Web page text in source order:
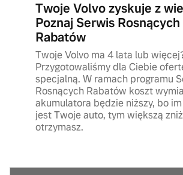
Twoje Volvo zyskuje z
Poznaj Serwis Rosnących
Rabatów
Twoje Volvo ma 4 lata lub
Przygotowaliśmy dla Ciebie
specjalną. W ramach programu
Rosnących Rabatów koszt
akumulatora będzie niższy, bo
jest Twoje auto, tym większą
otrzymasz.